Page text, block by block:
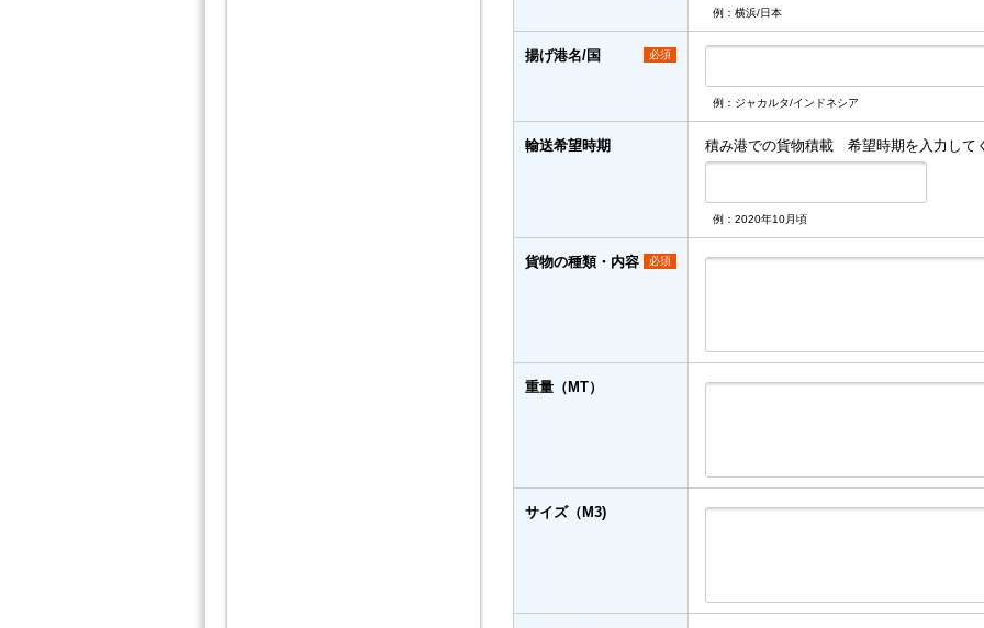
例：横浜/日本
揚げ港名/国 必須
例：ジャカルタ/インドネシア
輸送希望時期 積み港での貨物積載 希望時期を入力して
例：2020年10月頃
貨物の種類・内容 必須
重量（MT）
サイズ（M3)